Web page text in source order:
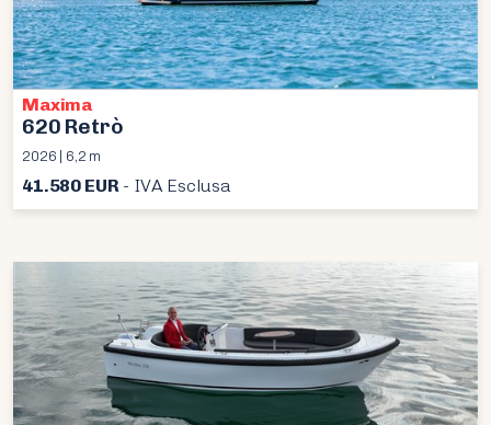
Maxima
620 Retrò
2026 | 6,2 m
41.580 EUR- IVA Esclusa